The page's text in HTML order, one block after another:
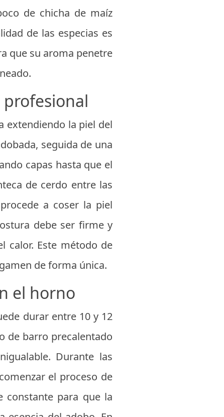
de chicha de maíz
de las especias es
que su aroma penetre
extendiendo la piel del
seguida de una
capas hasta que el
de cerdo entre las
a coser la piel
debe ser firme y
calor. Este método de
de forma única.
el horno
durar entre 10 y 12
de barro precalentado
Durante las
el proceso de
constante para que la